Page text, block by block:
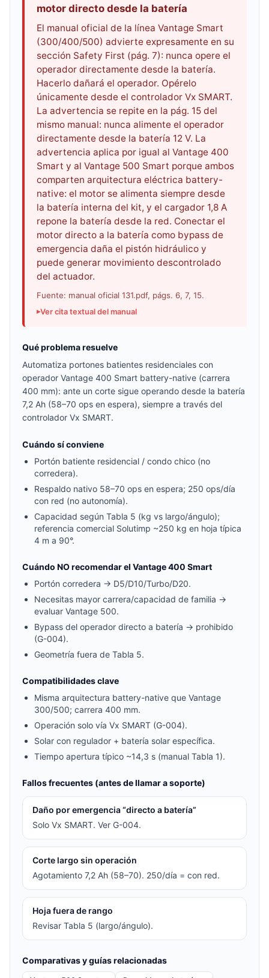
motor directo desde la batería
El manual oficial de la línea Vantage Smart
(300/400/500) advierte expresamente en su
sección Safety First (pág. 7): nunca opere el
operador directamente desde la batería.
Hacerlo dañará el operador. Opérelo
únicamente desde el controlador Vx SMART.
La advertencia se repite en la pág. 15 del
mismo manual: nunca alimente el operador
directamente desde la batería 12 V. La
advertencia aplica por igual al Vantage 400
Smart y al Vantage 500 Smart porque ambos
comparten arquitectura eléctrica battery-
native: el motor se alimenta siempre desde
la batería interna del kit, y el cargador 1,8 A
repone la batería desde la red. Conectar el
motor directo a la batería como bypass de
emergencia daña el pistón hidráulico y
puede generar movimiento descontrolado
del actuador.
Fuente: manual oficial 131.pdf, págs. 6, 7, 15.
Ver cita textual del manual
Qué problema resuelve
Automatiza portones batientes residenciales con
operador Vantage 400 Smart battery-native (carrera
400 mm): ante un corte sigue operando desde la batería
7,2 Ah (58–70 ops en espera), siempre a través del
controlador Vx SMART.
Cuándo sí conviene
Portón batiente residencial / condo chico (no
corredera).
Respaldo nativo 58–70 ops en espera; 250 ops/día
con red (no autonomía).
Capacidad según Tabla 5 (kg vs largo/ángulo);
referencia comercial Solutimp ~250 kg en hoja típica
4 m a 90°.
Cuándo NO recomendar el Vantage 400 Smart
Portón corredera → D5/D10/Turbo/D20.
Necesitas mayor carrera/capacidad de familia →
evaluar Vantage 500.
Bypass del operador directo a batería → prohibido
(G-004).
Geometría fuera de Tabla 5.
Compatibilidades clave
Misma arquitectura battery-native que Vantage
300/500; carrera 400 mm.
Operación solo vía Vx SMART (G-004).
Solar con regulador + batería solar específica.
Tiempo apertura típico ~14,3 s (manual Tabla 1).
Fallos frecuentes (antes de llamar a soporte)
Daño por emergencia “directo a batería”
Solo Vx SMART. Ver G-004.
Corte largo sin operación
Agotamiento 7,2 Ah (58–70). 250/día = con red.
Hoja fuera de rango
Revisar Tabla 5 (largo/ángulo).
Comparativas y guías relacionadas